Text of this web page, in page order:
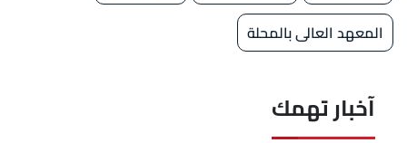
المعهد العالى بالمحلة
آخبار تهمك